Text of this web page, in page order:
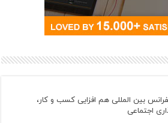
بین المللی هم افزایی کسب و کار،
اجتماعی